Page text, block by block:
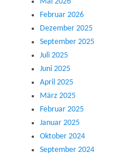
Februar 2026
Dezember 2025
September 2025
Juli 2025
Juni 2025
April 2025
März 2025
Februar 2025
Januar 2025
Oktober 2024
September 2024